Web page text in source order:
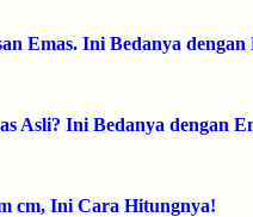
Emas. Ini Bedanya dengan
Asli? Ini Bedanya dengan
cm, Ini Cara Hitungnya!